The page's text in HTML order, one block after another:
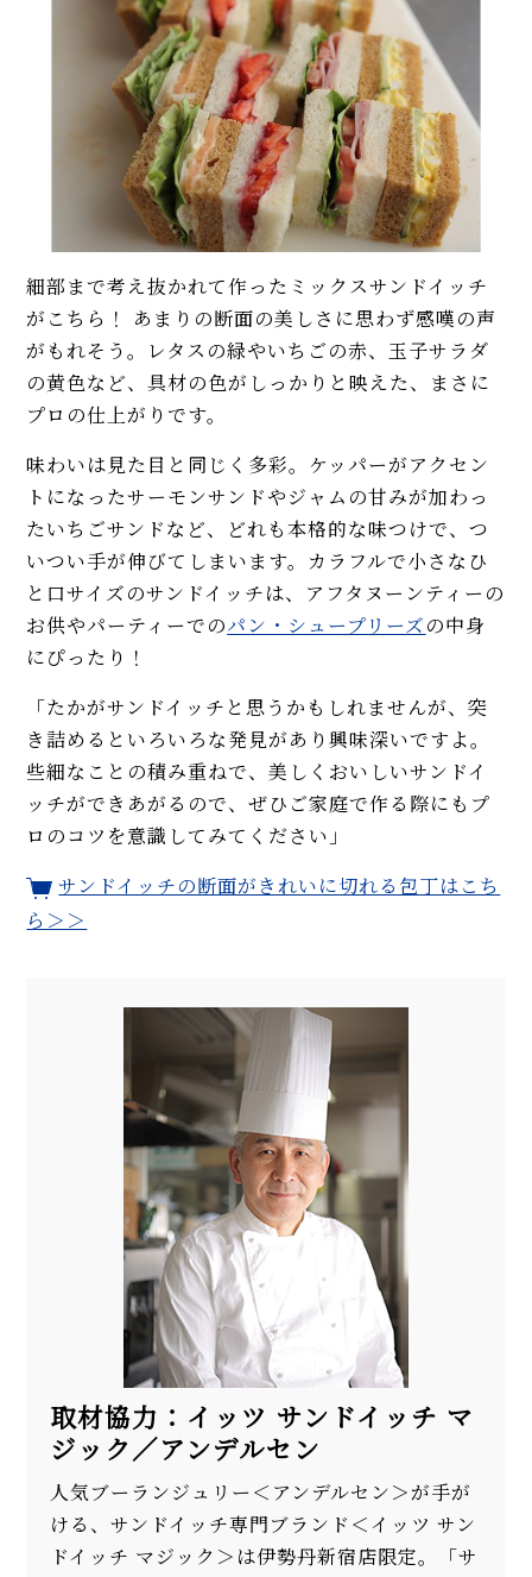
細部まで考え抜かれて作ったミックスサンドイッチ
がこちら！ あまりの断面の美しさに思わず感嘆の声
がもれそう。レタスの緑やいちごの赤、玉子サラダ
の黄色など、具材の色がしっかりと映えた、まさに
プロの仕上がりです。
味わいは見た目と同じく多彩。ケッパーがアクセン
トになったサーモンサンドやジャムの甘みが加わっ
たいちごサンドなど、どれも本格的な味つけで、つ
いつい手が伸びてしまいます。カラフルで小さなひ
と口サイズのサンドイッチは、アフタヌーンティーの
お供やパーティーでのパン・シュープリーズの中身
にぴったり！
「たかがサンドイッチと思うかもしれませんが、突
き詰めるといろいろな発見があり興味深いですよ。
些細なことの積み重ねで、美しくおいしいサンドイ
ッチができあがるので、ぜひご家庭で作る際にもプ
ロのコツを意識してみてください」
サンドイッチの断面がきれいに切れる包丁はこち
ら＞＞
取材協力：イッツ サンドイッチ マ
ジック／アンデルセン
人気ブーランジュリー＜アンデルセン＞が手が
ける、サンドイッチ専門ブランド＜イッツ サン
ドイッチ マジック＞は伊勢丹新宿店限定。「サ